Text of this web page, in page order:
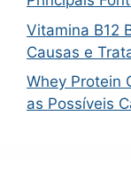
Vitamina B12
Causas e
Whey Protein
as Possíveis